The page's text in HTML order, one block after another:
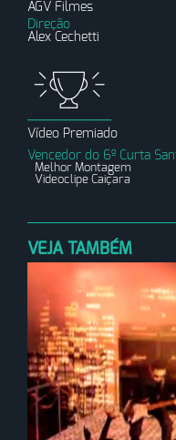
AGV Filmes
Direção
Alex Cechetti
Vídeo Premiado
Vencedor do 6º Curta
Melhor Montagem
Videoclipe Caiçara
VEJA TAMBÉM